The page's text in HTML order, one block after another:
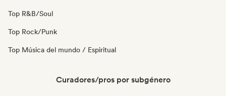
Top R&B/Soul
Top Rock/Punk
Top Música del mundo / Espiritual
Curadores/pros por subgénero